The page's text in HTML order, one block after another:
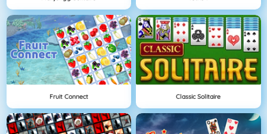
Fruit Connect Classic Solitaire